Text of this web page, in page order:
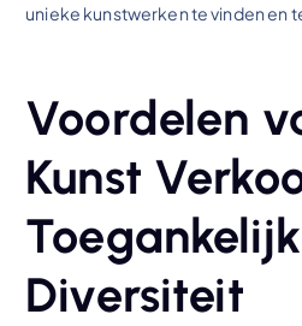
unieke kunstwerken te vinden en
Voordelen
Kunst
Diversiteit